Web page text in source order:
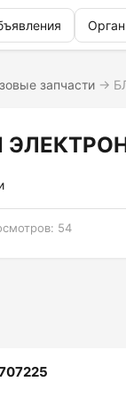
запчасти →
54